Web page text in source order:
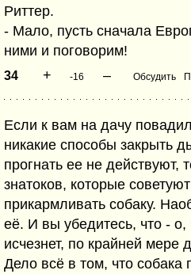
Риттер.
- Мало, пусть сначала
ними и поговорим!
34 + -16 – Обсудить
Если к вам на дачу
никакие способы закрыть
прогнать ее не действуют,
знатоков, которые
прикармливать собаку.
её. И вы убедитесь, что - о,
исчезнет, по крайней
Дело всё в том, что собака